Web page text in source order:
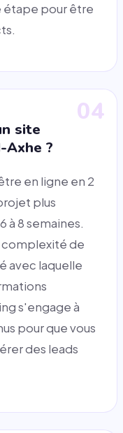
étape pour être
04
site
Axhe ?
en ligne en 2
plus
à 8 semaines.
complexité de
avec laquelle
s'engage à
pour que vous
des leads